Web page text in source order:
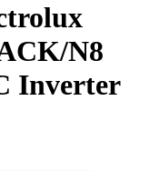
N8
Inverter